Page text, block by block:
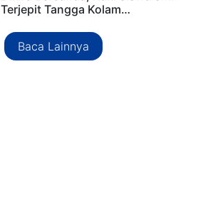
Terjepit Tangga Kolam…
Baca Lainnya